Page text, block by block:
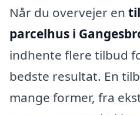
Når du overvejer en
parcelhus i
indhente flere tilbud
bedste resultat. En
mange former, fra